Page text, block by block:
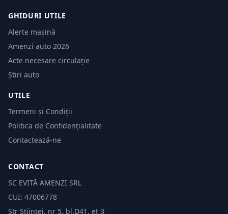
GHIDURI UTILE
Alerte mașină
Amenzi auto 2026
Acte necesare circulație
Știri auto
UTILE
Termeni și Condiții
Politica de Confidențialitate
Contactează-ne
CONTACT
SC EVITĂ AMENZI SRL
CUI: 47006778
Str Științei, nr 5, bl.D41, et 3